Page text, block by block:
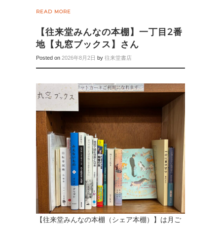
READ MORE
【往来堂みんなの本棚】一丁目2番
地【丸窓ブックス】さん
Posted on 2026年8月2日 by 往来堂書店
【往来堂みんなの本棚（シェア本棚）】は月ご